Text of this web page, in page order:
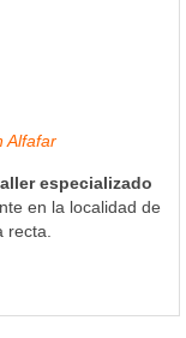
Alfafar
especializado
en la localidad de